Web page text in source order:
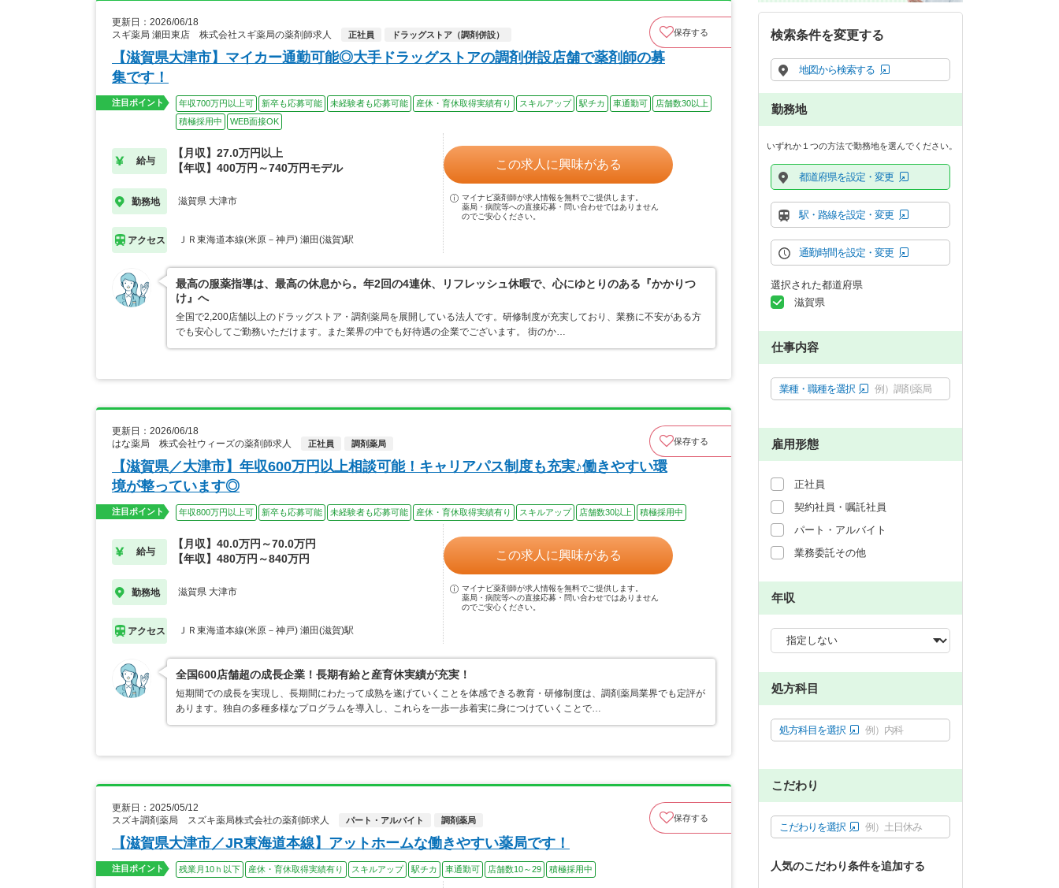
更新日：2026/06/18
スギ薬局 瀬田東店 株式会社スギ薬局の薬剤師求人
正社員 ドラッグストア（調剤併設） 保存する
【滋賀県大津市】マイカー通勤可能◎大手ドラッグストアの調剤併設店舗で薬剤師の募
集です！
注目ポイント 年収700万円以上可 新卒も応募可能 未経験者も応募可能 産休・育休取得実績有り スキルアップ 駅チカ 車通勤可
店舗数30以上
積極採用中
WEB面接OK
給与
【月収】27.0万円以上
【年収】400万円～740万円モデル
勤務地 滋賀県 大津市
アクセス ＪＲ東海道本線(米原－神戸) 瀬田(滋賀)駅
この求人に興味がある
マイナビ薬剤師が求人情報を無料でご提供します。
薬局・病院等への直接応募・問い合わせではありません
のでご安心ください。
最高の服薬指導は、最高の休息から。年2回の4連休、リフレッシュ休暇で、心にゆとりのある『かかりつ
け』へ
全国で2,200店舗以上のドラッグストア・調剤薬局を展開している法人です。研修制度が充実しており、業務に不安がある方
でも安心してご勤務いただけます。また業界の中でも好待遇の企業でございます。 街のか…
更新日：2026/06/18
はな薬局 株式会社ウィーズの薬剤師求人
正社員 調剤薬局 保存する
【滋賀県／大津市】年収600万円以上相談可能！キャリアパス制度も充実♪働きやすい環
境が整っています◎
注目ポイント 年収800万円以上可 新卒も応募可能 未経験者も応募可能 産休・育休取得実績有り スキルアップ 店舗数30以上 積極採用中
給与
【月収】40.0万円～70.0万円
【年収】480万円～840万円
勤務地 滋賀県 大津市
アクセス ＪＲ東海道本線(米原－神戸) 瀬田(滋賀)駅
この求人に興味がある
マイナビ薬剤師が求人情報を無料でご提供します。
薬局・病院等への直接応募・問い合わせではありません
のでご安心ください。
全国600店舗超の成長企業！長期有給と産育休実績が充実！
短期間での成長を実現し、長期間にわたって成熟を遂げていくことを体感できる教育・研修制度は、調剤薬局業界でも定評が
あります。独自の多種多様なプログラムを導入し、これらを一歩一歩着実に身につけていくことで…
更新日：2025/05/12
スズキ調剤薬局 スズキ薬局株式会社の薬剤師求人
パート・アルバイト 調剤薬局 保存する
【滋賀県大津市／JR東海道本線】アットホームな働きやすい薬局です！
注目ポイント 残業月10ｈ以下 産休・育休取得実績有り スキルアップ 駅チカ 車通勤可 店舗数10～29 積極採用中
検索条件を変更する
地図から検索する
勤務地
いずれか１つの方法で勤務地を選んでください。
都道府県を設定・変更
駅・路線を設定・変更
通勤時間を設定・変更
選択された都道府県
滋賀県
仕事内容
業種・職種を選択 例）調剤薬局
雇用形態
正社員
契約社員・嘱託社員
パート・アルバイト
業務委託その他
年収
処方科目
処方科目を選択 例）内科
こだわり
こだわりを選択 例）土日休み
人気のこだわり条件を追加する